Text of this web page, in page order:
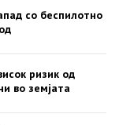
со беспилотно
ризик од
во земјата